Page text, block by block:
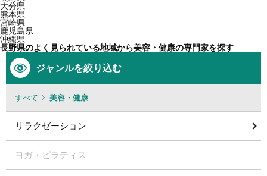
大分県
熊本県
宮崎県
鹿児島県
沖縄県
長野県のよく見られている地域から美容・健康の専門家を探す
ジャンルを絞り込む
すべて 美容・健康
リラクゼーション
ヨガ・ピラティス